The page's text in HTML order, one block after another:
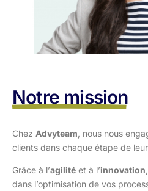
Notre mission
Chez Advyteam , nous nous
clients dans chaque étape de leur
Grâce à l’agilité et à l’innovation
dans l’optimisation de vos